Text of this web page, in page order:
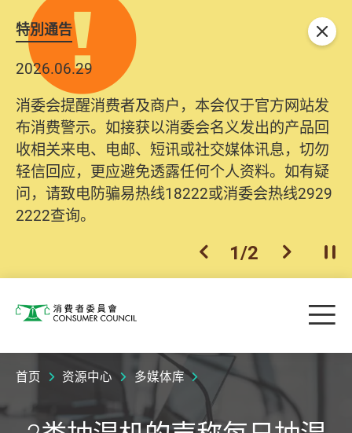
特別通告
2026.06.29
消委会提醒消费者及商户，本会仅于官方网站发
布消费警示。如接获以消委会名义发出的产品回
收相关来电、电邮、短讯或社交媒体讯息，切勿
轻信回应，更应避免透露任何个人资料。如有疑
问，请致电防骗易热线18222或消委会热线2929
2222查询。
上一个
1/2 下一个开
关闭
消费者委员会 目
首页 资源中心 多媒体库